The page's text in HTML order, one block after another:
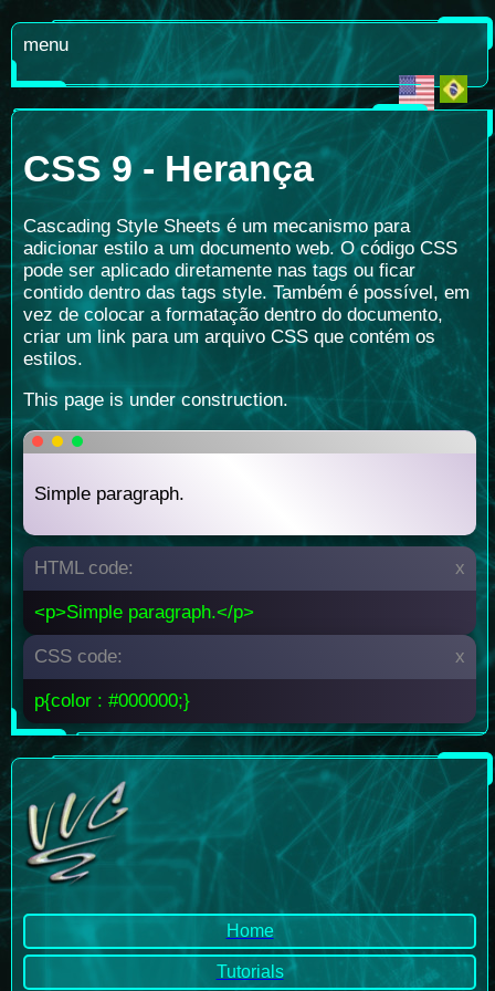
menu
CSS 9 - Herança
Cascading Style Sheets é um mecanismo para
adicionar estilo a um documento web. O código CSS
pode ser aplicado diretamente nas tags ou ficar
contido dentro das tags style. Também é possível, em
vez de colocar a formatação dentro do documento,
criar um link para um arquivo CSS que contém os
estilos.
This page is under construction.
Simple paragraph.
HTML code: x
<p>Simple paragraph.</p>
CSS code: x
p{color : #000000;}
Home
Tutorials